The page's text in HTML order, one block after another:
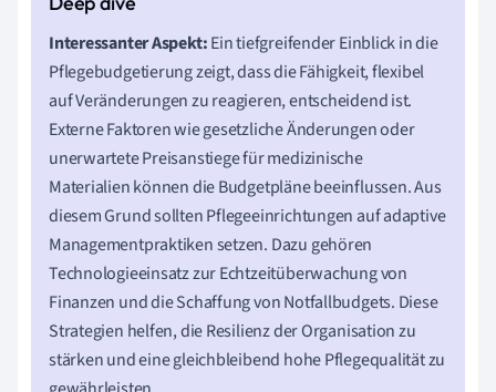
Interessanter Aspekt:Ein tiefgreifender Einblick in die
Pflegebudgetierung zeigt, dass die Fähigkeit, flexibel
auf Veränderungen zu reagieren, entscheidend ist.
Externe Faktoren wie gesetzliche Änderungen oder
unerwartete Preisanstiege für medizinische
Materialien können die Budgetpläne beeinflussen. Aus
diesem Grund sollten Pflegeeinrichtungen auf adaptive
Managementpraktiken setzen. Dazu gehören
Technologieeinsatz zur Echtzeitüberwachung von
Finanzen und die Schaffung von Notfallbudgets. Diese
Strategien helfen, die Resilienz der Organisation zu
stärken und eine gleichbleibend hohe Pflegequalität zu